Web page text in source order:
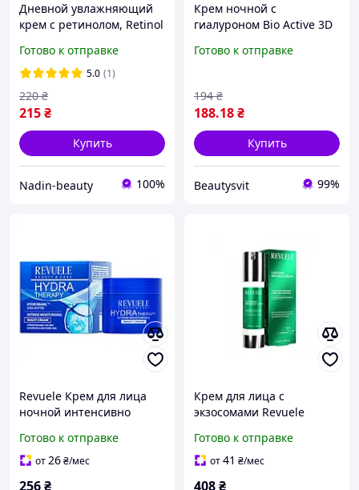
Дневной увлажняющий
крем с ретинолом, Retinol
Revuele, 40 ml
Готово к отправке
5.0 (1)
215₴
220 ₴
Купить
Nadin-beauty 100%
Крем ночной с
гиалуроном Bio Active 3D
Revuele
Готово к отправке
188.18₴
194 ₴
Купить
Beautysvit 99%
Revuele Крем для лица
ночной интенсивно
Готово к отправке
от26₴/мес
256₴
Крем для лица с
экзосомами Revuele
Готово к отправке
от41 ₴/мес
408₴